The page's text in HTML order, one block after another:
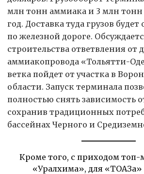
млн тонн аммиака и 3 млн тонн
год. Доставка туда грузов
по железной дороге.
строительства ответвления от
аммиакопровода «Тольятти-
ветка пойдет от участка в
области. Запуск терминала
полностью снять зависимость
сохранив традиционных
бассейнах Черного и
Кроме того, с приходом
«Уралхима», для